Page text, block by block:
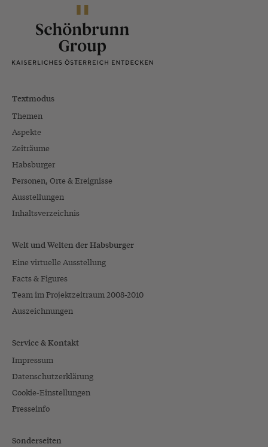
Textmodus
Themen
Aspekte
Zeiträume
Habsburger
Personen, Orte & Ereignisse
Ausstellungen
Inhaltsverzeichnis
Welt und Welten der Habsburger
Eine virtuelle Ausstellung
Facts & Figures
Team im Projektzeitraum 2008-2010
Auszeichnungen
Service & Kontakt
Impressum
Datenschutzerklärung
Cookie-Einstellungen
Presseinfo
Sonderseiten